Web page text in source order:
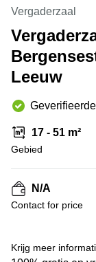
huren
Elsene
Brugge
Herentals
Aalst
Oostende
Mechelen
Coworking-
ruimtes te
huur in
Gent
Sint-
Niklaas
Vergaderzaal
huren in
Handelspand
te huur in
Hasselt
centre
d'affaires
Vergaderzaal
Leeuw
17 - 51 m²
Gebied
N/A
Contact for price
Krijg meer